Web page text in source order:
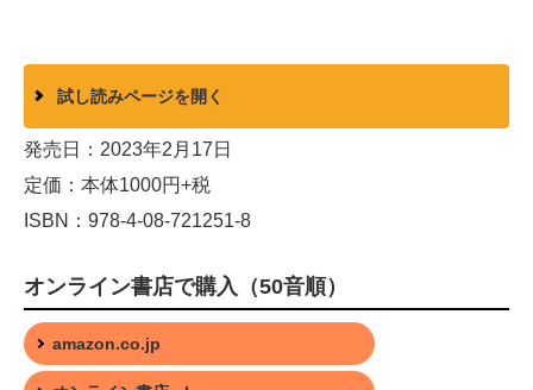
試し読みページを開く
発売日：2023年2月17日
定価：本体1000円+税
ISBN：978-4-08-721251-8
オンライン書店で購入（50音順）
amazon.co.jp